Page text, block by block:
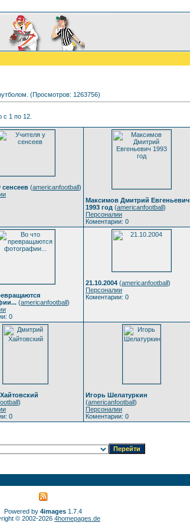
(Просмотров: 1263756)
с 1 по 12.
сенсеев (americanfootball)
Максимов Дмитрий Евгеньевич
1993 год (americanfootball)
Персоналии
Коментарии: 0
(americanfootball)
0
21.10.2004 (americanfootball)
Персоналии
Коментарии: 0
)
0
Игорь Шелатуркин
(americanfootball)
Персоналии
Коментарии: 0
Powered by 4images 1.7.4
© 2002-2026 4homepages.de